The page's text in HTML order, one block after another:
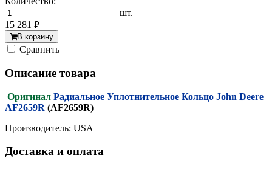
шт.
15 281
руб.
В корзину
Cравнить
Описание товара
Оригинал Радиальное Уплотнительное Кольцо John Deere
AF2659R (AF2659R)
Производитель: USA
Доставка и оплата